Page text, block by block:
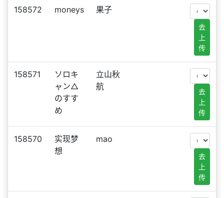
158572 moneys 果子
去
上
传
158571
ソロキ
ャン△
のすす
め
立山秋
航
去
上
传
158570
实现梦
想
mao
去
上
传